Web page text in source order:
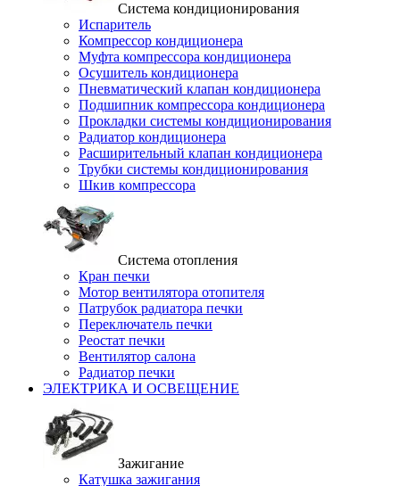
Система кондиционирования
Испаритель
Компрессор кондиционера
Муфта компрессора кондиционера
Осушитель кондиционера
Пневматический клапан кондиционера
Подшипник компрессора кондиционера
Прокладки системы кондиционирования
Радиатор кондиционера
Расширительный клапан кондиционера
Трубки системы кондиционирования
Шкив компрессора
Система отопления
Кран печки
Мотор вентилятора отопителя
Патрубок радиатора печки
Переключатель печки
Реостат печки
Вентилятор салона
Радиатор печки
ЭЛЕКТРИКА И ОСВЕЩЕНИЕ
Зажигание
Катушка зажигания